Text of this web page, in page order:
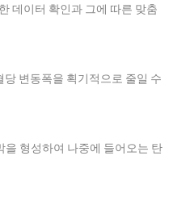
데이터 확인과 그에 따른 맞춤
변동폭을 획기적으로 줄일 수
형성하여 나중에 들어오는 탄